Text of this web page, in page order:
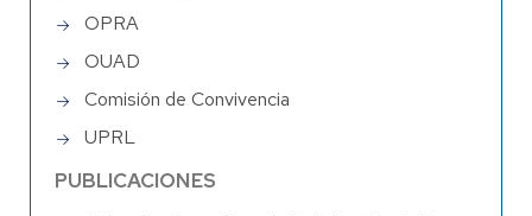
OPRA
OUAD
Comisión de Convivencia
UPRL
PUBLICACIONES